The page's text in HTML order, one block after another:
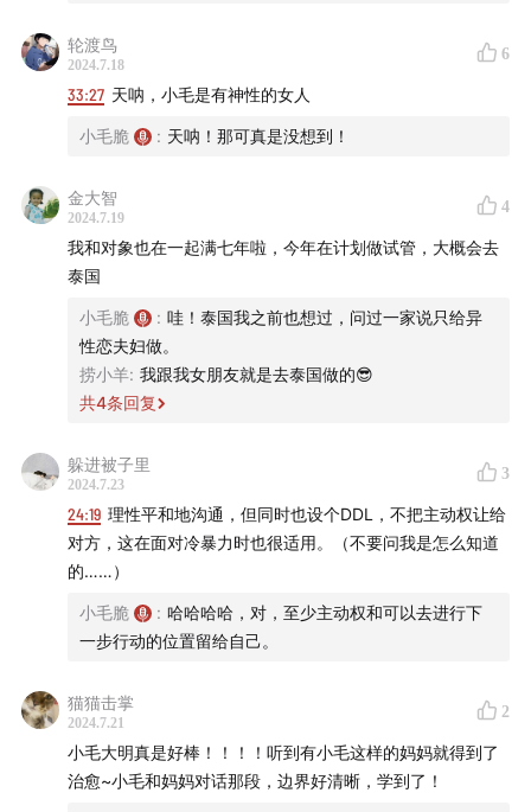
轮渡鸟
2024.7.18
6
33:27 天呐，小毛是有神性的女人
小毛脆 : 天呐！那可真是没想到！
金大智
2024.7.19
4
我和对象也在一起满七年啦，今年在计划做试管，大概会去
泰国
小毛脆 : 哇！泰国我之前也想过，问过一家说只给异
性恋夫妇做。
捞小羊: 我跟我女朋友就是去泰国做的😎
共4条回复
躲进被子里
2024.7.23
3
24:19 理性平和地沟通，但同时也设个DDL，不把主动权让给
对方，这在面对冷暴力时也很适用。（不要问我是怎么知道
的……）
小毛脆 : 哈哈哈哈，对，至少主动权和可以去进行下
一步行动的位置留给自己。
猫猫击掌
2024.7.21
2
小毛大明真是好棒！！！！听到有小毛这样的妈妈就得到了
治愈~小毛和妈妈对话那段，边界好清晰，学到了！